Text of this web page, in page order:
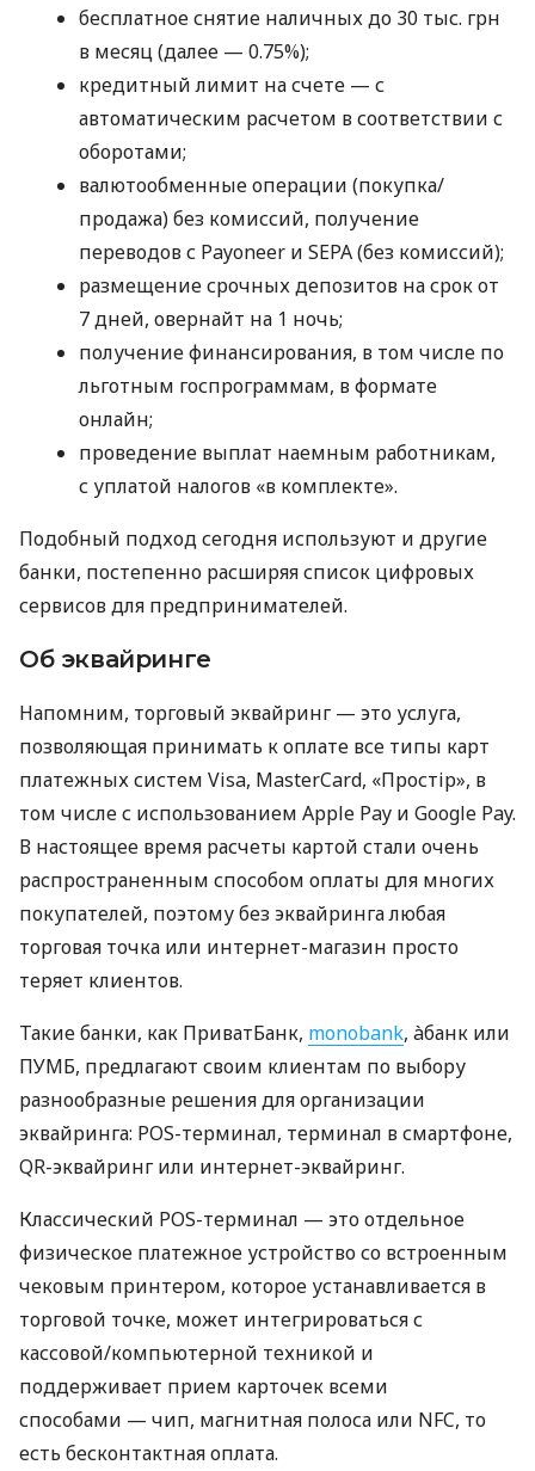
бесплатное снятие наличных до 30 тыс. грн
в месяц (далее — 0.75%);
кредитный лимит на счете — с
автоматическим расчетом в соответствии с
оборотами;
валютообменные операции (покупка/
продажа) без комиссий, получение
переводов с Payoneer и SEPA (без комиссий);
размещение срочных депозитов на срок от
7 дней, овернайт на 1 ночь;
получение финансирования, в том числе по
льготным госпрограммам, в формате
онлайн;
проведение выплат наемным работникам,
с уплатой налогов «в комплекте».
Подобный подход сегодня используют и другие
банки, постепенно расширяя список цифровых
сервисов для предпринимателей.
Об эквайринге
Напомним, торговый эквайринг — это услуга,
позволяющая принимать к оплате все типы карт
платежных систем Visa, MasterCard, «Простір», в
том числе с использованием Apple Pay и Google Pay.
В настоящее время расчеты картой стали очень
распространенным способом оплаты для многих
покупателей, поэтому без эквайринга любая
торговая точка или интернет-магазин просто
теряет клиентов.
Такие банки, как ПриватБанк, monobank, àбанк или
ПУМБ, предлагают своим клиентам по выбору
разнообразные решения для организации
эквайринга: POS-терминал, терминал в смартфоне,
QR-эквайринг или интернет-эквайринг.
Классический POS-терминал — это отдельное
физическое платежное устройство со встроенным
чековым принтером, которое устанавливается в
торговой точке, может интегрироваться с
кассовой/компьютерной техникой и
поддерживает прием карточек всеми
способами — чип, магнитная полоса или NFC, то
есть бесконтактная оплата.